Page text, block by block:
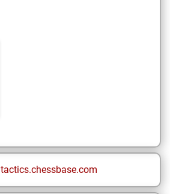
tactics.chessbase.com